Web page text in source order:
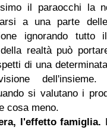
il paraocchi la
a una parte
ignorando tutto
realtà può
di una
dell'insieme.
si valutano i
cosa meno.
l'effetto famiglia.